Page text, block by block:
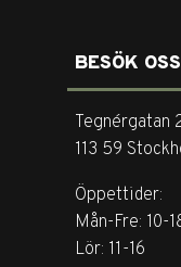
BESÖK OSS
Tegnérgatan
113 59
Öppettider:
Mån-Fre: 10-
Lör: 11-16